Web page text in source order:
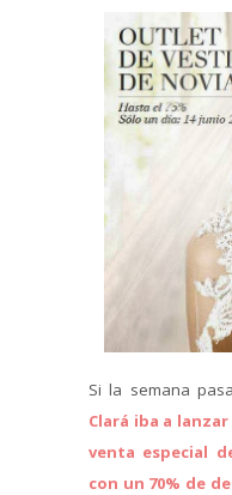
Si la semana
Clará iba a
venta especial
con un 70% de